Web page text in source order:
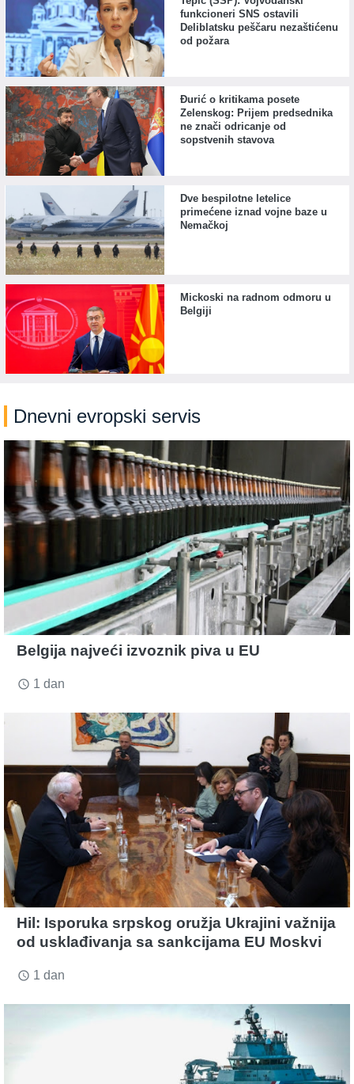
funkcioneri SNS ostavili
Deliblatsku peščaru nezaštićenu
od požara
Đurić o kritikama posete
Zelenskog: Prijem predsednika
ne znači odricanje od
sopstvenih stavova
Dve bespilotne letelice
primećene iznad vojne baze u
Nemačkoj
Mickoski na radnom odmoru u
Belgiji
Dnevni evropski servis
Belgija najveći izvoznik piva u EU
access_time 1 dan
Hil: Isporuka srpskog oružja Ukrajini važnija
od usklađivanja sa sankcijama EU Moskvi
access_time 1 dan